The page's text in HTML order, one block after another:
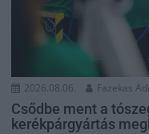
2026.08.06. Fazekas
Csődbe ment a
kerékpárgyártás